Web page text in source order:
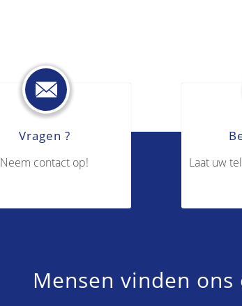
Vragen ?
Neem contact op! Laat uw
Mensen vinden ons